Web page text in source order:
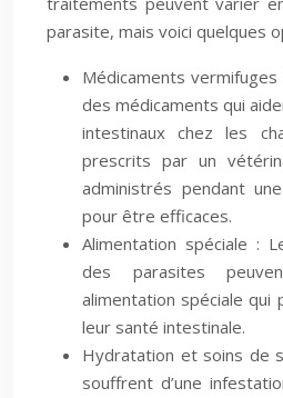
parasite, mais voici quelques
Médicaments
des médicaments qui
intestinaux chez les
prescrits par un
administrés pendant
pour être efficaces.
Alimentation spéciale :
des parasites
alimentation spéciale qui
leur santé intestinale.
Hydratation et soins de
souffrent d’une